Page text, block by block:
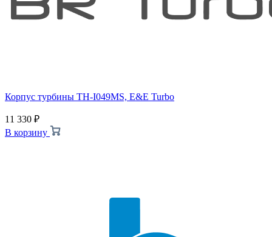
Корпус турбины TH-I049MS, E&E Turbo
11 330 ₽
В корзину